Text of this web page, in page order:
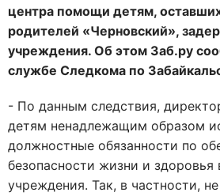
центра помощи детям,
родителей «Черновский»,
учреждения. Об этом Заб.ру
службе Следкома по
- По данным следствия,
детям ненадлежащим образом
должностные обязанности по
безопасности жизни и здоровья
учреждения. Так, в частности,